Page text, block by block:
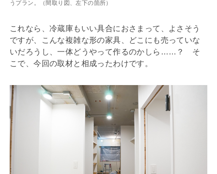
うプラン。（間取り図、左下の箇所）
これなら、冷蔵庫もいい具合におさまって、よさそう
ですが、こんな複雑な形の家具、どこにも売っていな
いだろうし、一体どうやって作るのかしら……？ そ
こで、今回の取材と相成ったわけです。